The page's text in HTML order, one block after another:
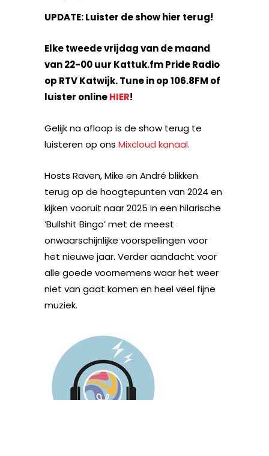
UPDATE: Luister de show hier terug!
Elke tweede vrijdag van de maand
van 22-00 uur Kattuk.fm Pride Radio
op RTV Katwijk. Tune in op 106.8FM of
luister onlineHIER!
Gelijk na afloop is de show terug te
luisteren op ons Mixcloud kanaal.
Hosts Raven, Mike en André blikken
terug op de hoogtepunten van 2024 en
kijken vooruit naar 2025 in een hilarische
‘Bullshit Bingo’ met de meest
onwaarschijnlijke voorspellingen voor
het nieuwe jaar. Verder aandacht voor
alle goede voornemens waar het weer
niet van gaat komen en heel veel fijne
muziek.